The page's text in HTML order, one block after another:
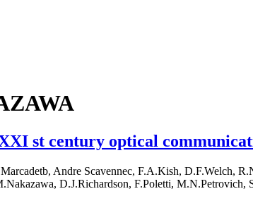
st century optical
Andre Scavennec, F.A.Kish, D.F.Welch,
D.J.Richardson, F.Poletti,